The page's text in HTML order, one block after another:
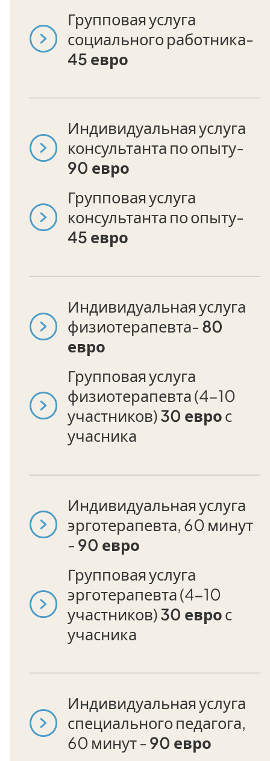
Групповая услуга
социального работника-
45 евро
Индивидуальная услуга
консультанта по опыту-
90 евро
Групповая услуга
консультанта по опыту-
45 евро
Индивидуальная услуга
физиотерапевта- 80
евро
Групповая услуга
физиотерапевта (4-10
участников)30 еврос
учасника
Индивидуальная услуга
эрготерапевта, 60 минут
- 90 евро
Групповая услуга
эрготерапевта (4-10
участников)30 еврос
учасника
Индивидуальная услуга
специального педагога,
60 минут - 90 евро